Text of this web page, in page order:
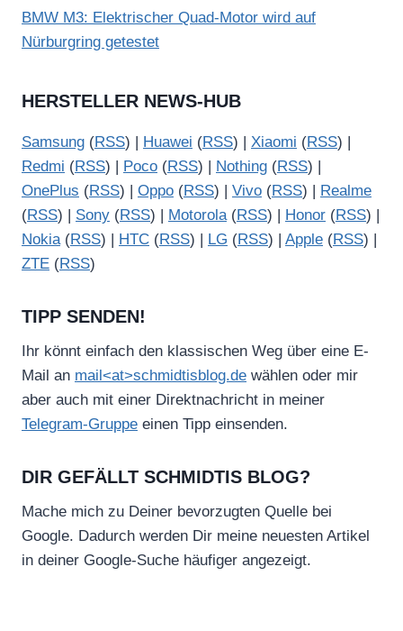
BMW M3: Elektrischer Quad-Motor wird auf
Nürburgring getestet
HERSTELLER NEWS-HUB
Samsung (RSS) | Huawei (RSS) | Xiaomi (RSS) |
Redmi (RSS) | Poco (RSS) | Nothing (RSS) |
OnePlus (RSS) | Oppo (RSS) | Vivo (RSS) | Realme
(RSS) | Sony (RSS) | Motorola(RSS) | Honor (RSS) |
Nokia(RSS) | HTC (RSS) | LG (RSS) | Apple (RSS) |
ZTE (RSS)
TIPP SENDEN!
Ihr könnt einfach den klassischen Weg über eine E-
Mail an mail<at>schmidtisblog.de wählen oder mir
aber auch mit einer Direktnachricht in meiner
Telegram-Gruppe einen Tipp einsenden.
DIR GEFÄLLT SCHMIDTIS BLOG?
Mache mich zu Deiner bevorzugten Quelle bei
Google. Dadurch werden Dir meine neuesten Artikel
in deiner Google-Suche häufiger angezeigt.